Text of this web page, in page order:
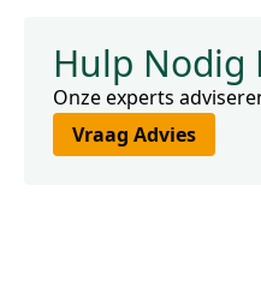
Hulp Nodig
Onze experts
Vraag Advies